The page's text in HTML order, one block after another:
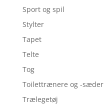
Sport og spil
Stylter
Tapet
Telte
Tog
Toilettrænere og -sæder
Trælegetøj